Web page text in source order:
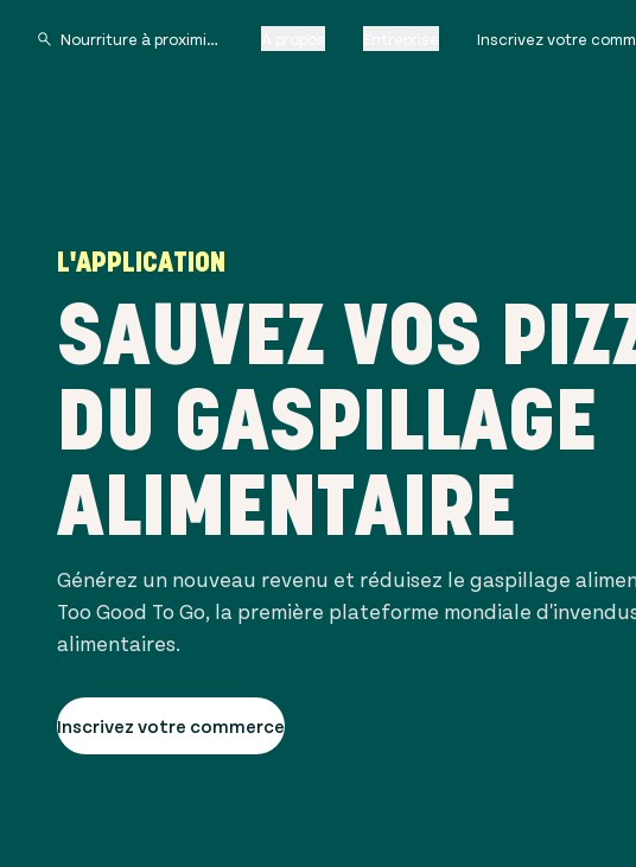
Inscrivez votre
L'APPLICATION
SAUVEZ VOS
DU GASPILLAGE
ALIMENTAIRE
Générez un nouveau revenu et réduisez le gaspillage
Too Good To Go, la première plateforme mondiale
alimentaires.
Inscrivez votre commerce